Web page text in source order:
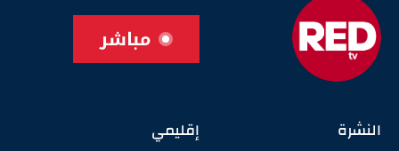
مباشر
النشرة
إقليمي